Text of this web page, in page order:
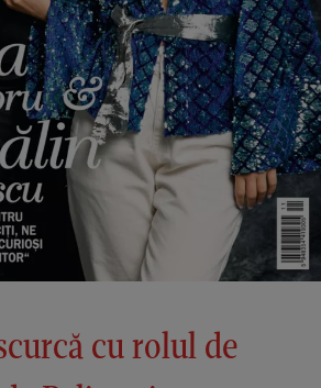
cu rolul de